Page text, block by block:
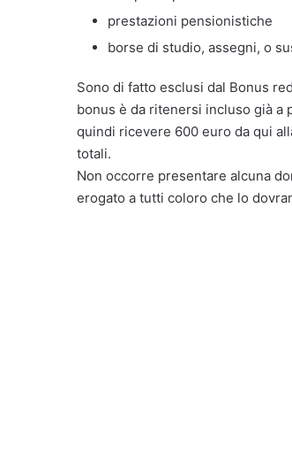
prestazioni pensionistiche
borse di studio, assegni, o
Sono di fatto esclusi dal Bonus
bonus è da ritenersi incluso già a
quindi ricevere 600 euro da qui
totali.
Non occorre presentare alcuna
erogato a tutti coloro che lo